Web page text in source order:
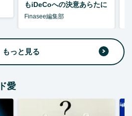
もiDeCoへの決意あらたに
Finasee編集部
もっと見る
愛